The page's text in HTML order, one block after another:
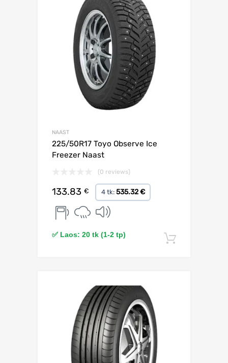
NAAST
225/50R17 Toyo Observe Ice
Freezer Naast
(0 reviews)
133.83 € 4 tk: 535.32 €
✅ Laos: 20 tk (1-2 tp)